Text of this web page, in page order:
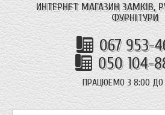
ИНТЕРНЕТ МАГАЗИН ЗАМКІВ,
ФУРНІТУРИ
067 953-
050 104-
ПРАЦЮЕМО З 8:00 ДО